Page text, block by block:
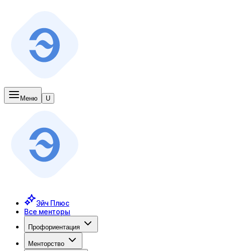
Меню U
Эйч Плюс
Все менторы
Профориентация
Менторство